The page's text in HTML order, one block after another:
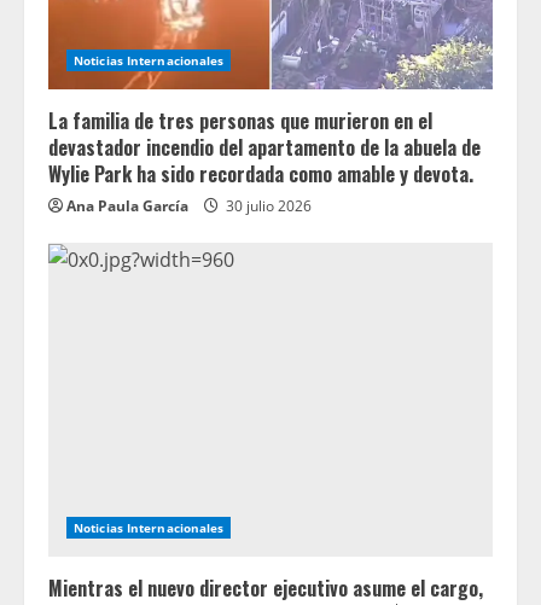
Noticias Internacionales
La familia de tres personas que murieron en el
devastador incendio del apartamento de la abuela de
Wylie Park ha sido recordada como amable y devota.
Ana Paula García 30 julio 2026
Noticias Internacionales
Mientras el nuevo director ejecutivo asume el cargo,